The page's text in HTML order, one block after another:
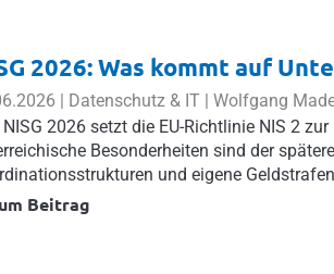
2026: Was kommt auf
| Datenschutz & IT | Wolfgang
NISG 2026 setzt die EU-Richtlinie NIS 2
Besonderheiten sind der
und eigene
Beitrag